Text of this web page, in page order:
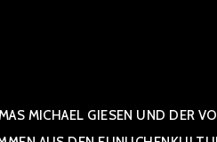
MICHAEL GIESEN UND DER